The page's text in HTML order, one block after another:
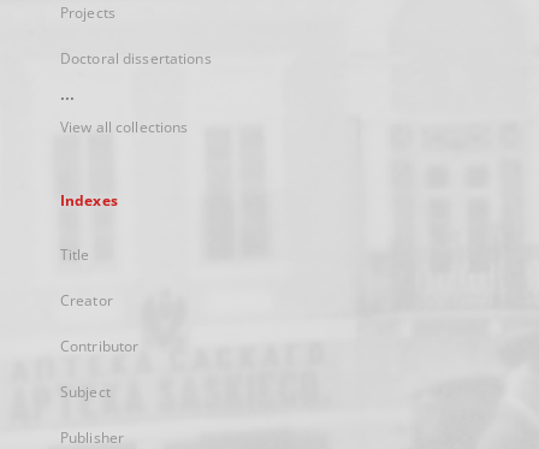
Projects
Doctoral dissertations
...
View all collections
Indexes
Title
Creator
Contributor
Subject
Publisher